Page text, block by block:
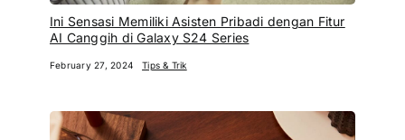
Ini Sensasi Memiliki Asisten Pribadi dengan Fitur
AI Canggih di Galaxy S24 Series
February 27, 2024 Tips & Trik